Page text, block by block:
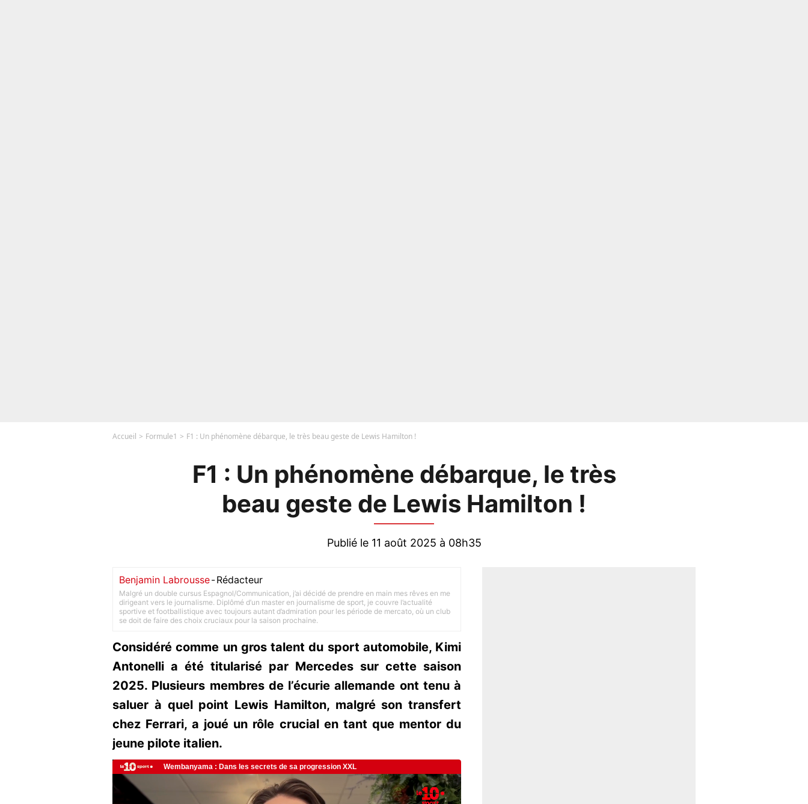
Accueil Formule1 F1 : Un phénomène débarque, le très beau geste de Lewis Hamilton !
F1 : Un phénomène débarque, le très
beau geste de Lewis Hamilton !
Publié le 11 août 2025 à 08h35
Benjamin Labrousse-Rédacteur
Malgré un double cursus Espagnol/Communication, j’ai décidé de prendre en main mes rêves en me
dirigeant vers le journalisme. Diplômé d’un master en journalisme de sport, je couvre l’actualité
sportive et footballistique avec toujours autant d’admiration pour les période de mercato, où un club
se doit de faire des choix cruciaux pour la saison prochaine.
Considéré comme un gros talent du sport automobile, Kimi
Antonelli a été titularisé par Mercedes sur cette saison
2025. Plusieurs membres de l’écurie allemande ont tenu à
saluer à quel point Lewis Hamilton, malgré son transfert
chez Ferrari, a joué un rôle crucial en tant que mentor du
jeune pilote italien.